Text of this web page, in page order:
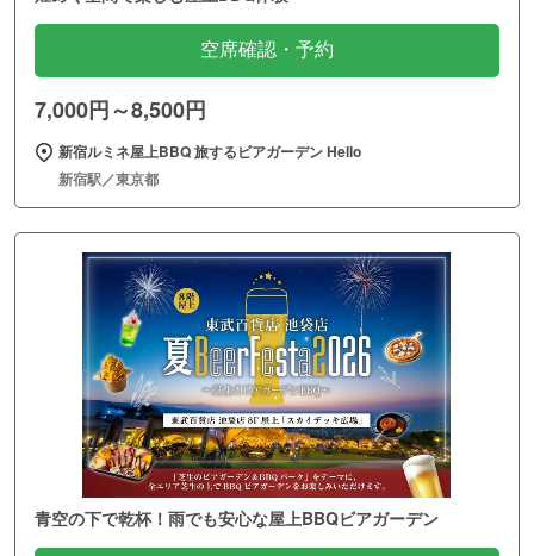
空席確認・予約
7,000円～8,500円
新宿ルミネ屋上BBQ 旅するビアガーデン Hello
新宿駅／東京都
青空の下で乾杯！雨でも安心な屋上BBQビアガーデン